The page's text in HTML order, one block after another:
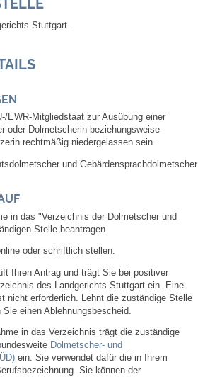
Stuttgart.
EWR-Mitgliedstaat zur Ausübung einer
oder Dolmetscherin beziehungsweise
rechtmäßig niedergelassen sein.
und Gebärdensprachdolmetscher.
in das "Verzeichnis der Dolmetscher und
Stelle beantragen.
oder schriftlich stellen.
Ihren Antrag und trägt Sie bei positiver
des Landgerichts Stuttgart ein. Eine
nicht erforderlich. Lehnt die zuständige Stelle
Sie einen Ablehnungsbescheid.
in das Verzeichnis trägt die zuständige
Dolmetscher- und
ein. Sie verwendet dafür die in Ihrem
Sie können der